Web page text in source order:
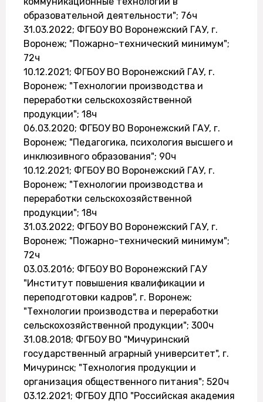
образовательной деятельности"; 76ч
31.03.2022; ФГБОУ ВО Воронежский ГАУ, г.
Воронеж; "Пожарно-технический минимум";
72ч
10.12.2021; ФГБОУ ВО Воронежский ГАУ, г.
Воронеж; "Технологии производства и
переработки сельскохозяйственной
продукции"; 18ч
06.03.2020; ФГБОУ ВО Воронежский ГАУ, г.
Воронеж; "Педагогика, психология высшего и
инклюзивного образования"; 90ч
10.12.2021; ФГБОУ ВО Воронежский ГАУ, г.
Воронеж; "Технологии производства и
переработки сельскохозяйственной
продукции"; 18ч
31.03.2022; ФГБОУ ВО Воронежский ГАУ, г.
Воронеж; "Пожарно-технический минимум";
72ч
03.03.2016; ФГБОУ ВО Воронежский ГАУ
"Институт повышения квалификации и
переподготовки кадров", г. Воронеж;
"Технологии производства и переработки
сельскохозяйственной продукции"; 300ч
31.08.2018; ФГБОУ ВО "Мичуринский
государственный аграрный университет", г.
Мичуринск; "Технология продукции и
организация общественного питания"; 520ч
03.12.2021; ФГБОУ ДПО "Российская академия